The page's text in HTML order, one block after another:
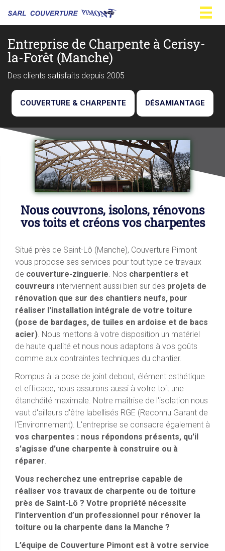
Entreprise de Charpente à Cerisy-
la-Forêt (Manche)
Des clients satisfaits depuis 2005
COUVERTURE & CHARPENTE DÉSAMIANTAGE
Nous couvrons, isolons, rénovons
vos toits et créons vos charpentes
Situé près de Saint-Lô (Manche), Couverture Pimont
vous propose ses services pour tout type de travaux
de couverture-zinguerie. Nos charpentiers et
couvreurs interviennent aussi bien sur des projets de
rénovation que sur des chantiers neufs, pour
réaliser l'installation intégrale de votre toiture
(pose de bardages, de tuiles en ardoise et de bacs
acier). Nous mettons à votre disposition un matériel
de haute qualité et nous nous adaptons à vos goûts
comme aux contraintes techniques du chantier.
Rompus à la pose de joint debout, élément esthétique
et efficace, nous assurons aussi à votre toit une
étanchéité maximale. Notre maîtrise de l'isolation nous
vaut d'ailleurs d'être labellisés RGE (Reconnu Garant de
l'Environnement). L'entreprise se consacre également à
vos charpentes : nous répondons présents, qu'il
s'agisse d'une charpente à construire ou à
réparer.
Vous recherchez une entreprise capable de
réaliser vos travaux de charpente ou de toiture
près de Saint-Lô ? Votre propriété nécessite
l’intervention d’un professionnel pour rénover la
toiture ou la charpente dans la Manche ?
L’équipe de Couverture Pimont est à votre service